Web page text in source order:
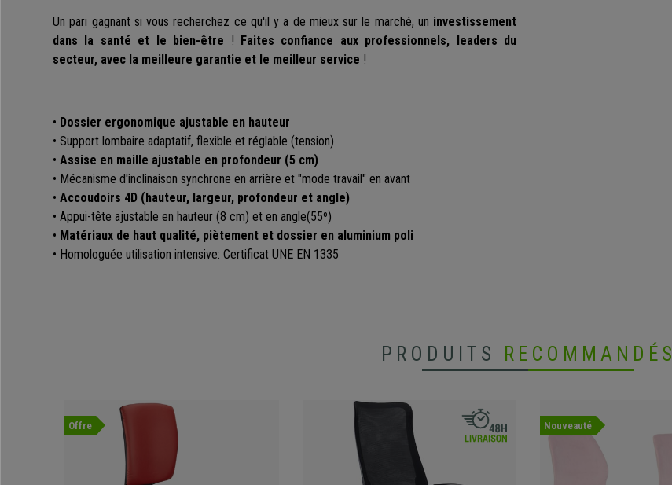
Un pari gagnant si vous recherchez ce qu'il y a de mieux sur le marché, un investissement
dans la santé et le bien-être ! Faites confiance aux professionnels, leaders du
secteur, avec la meilleure garantie et le meilleur service !
• Dossier ergonomique ajustable en hauteur
• Support lombaire adaptatif, flexible et réglable (tension)
• Assise en maille ajustable en profondeur (5 cm)
• Mécanisme d'inclinaison synchrone en arrière et "mode travail" en avant
• Accoudoirs 4D (hauteur, largeur, profondeur et angle)
• Appui-tête ajustable en hauteur (8 cm) et en angle(55º)
• Matériaux de haut qualité, piètement et dossier en aluminium poli
• Homologuée utilisation intensive: Certificat UNE EN 1335
PRODUITS RECOMMANDÉS
Offre Nouveauté